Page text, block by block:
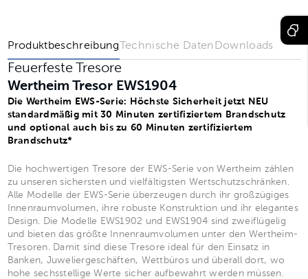
ProduktbeschreibungTechnische Daten Downloads
Feuerfeste Tresore
Wertheim Tresor EWS1904
Die Wertheim EWS-Serie: Höchste Sicherheit jetzt NEU
standardmäßig mit 30 Minuten zertifiziertem Brandschutz
und optional auch bis zu 60 Minuten zertifiziertem
Brandschutz*
Die hochwertigen Tresore der EWS-Serie von Wertheim zählen
zu unseren sichersten und vielfältigsten Wertschutzschränken.
Alle Modelle der EWS-Serie überzeugen durch ihr großzügiges
Innenraumvolumen, ihre robuste Konstruktion und ihr elegantes
Design. Die Modelle EWS1902 und EWS1904 sind zweiflügelig
und bieten das größte Innenraumvolumen unter den Wertheim-
Tresoren. Damit sind diese Tresore ideal für den Einsatz in
Banken, Juweliergeschäften, Wettbüros und überall dort, wo
hohe sechsstellige Werte sicher aufbewahrt werden müssen.